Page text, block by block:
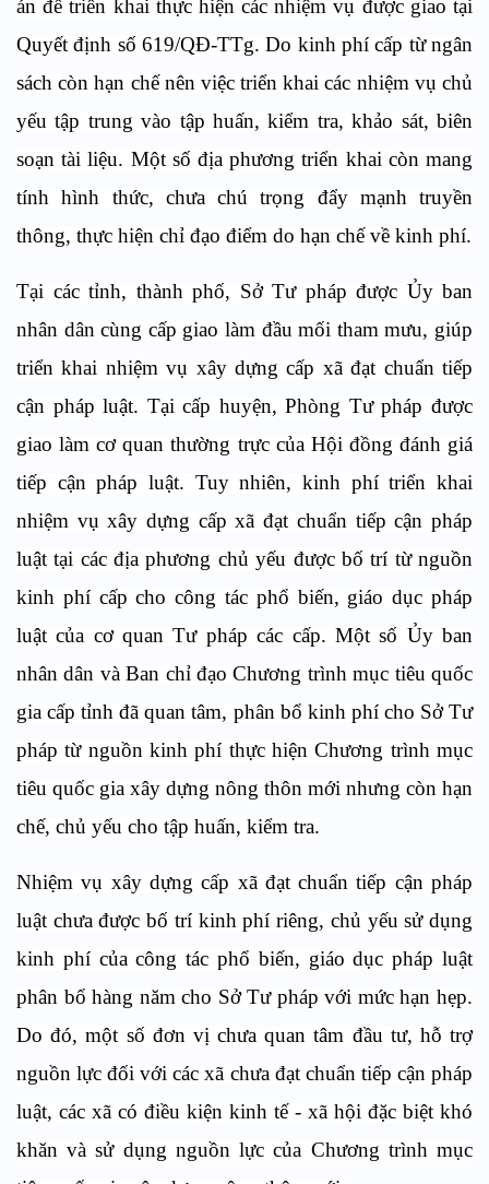
án để triển khai thực hiện các nhiệm vụ được giao tại
Quyết định số 619/QĐ-TTg. Do kinh phí cấp từ ngân
sách còn hạn chế nên việc triển khai các nhiệm vụ chủ
yếu tập trung vào tập huấn, kiểm tra, khảo sát, biên
soạn tài liệu. Một số địa phương triển khai còn mang
tính hình thức, chưa chú trọng đẩy mạnh truyền
thông, thực hiện chỉ đạo điểm do hạn chế về kinh phí.
Tại các tỉnh, thành phố, Sở Tư pháp được Ủy ban
nhân dân cùng cấp giao làm đầu mối tham mưu, giúp
triển khai nhiệm vụ xây dựng cấp xã đạt chuẩn tiếp
cận pháp luật. Tại cấp huyện, Phòng Tư pháp được
giao làm cơ quan thường trực của Hội đồng đánh giá
tiếp cận pháp luật. Tuy nhiên, kinh phí triển khai
nhiệm vụ xây dựng cấp xã đạt chuẩn tiếp cận pháp
luật tại các địa phương chủ yếu được bố trí từ nguồn
kinh phí cấp cho công tác phổ biến, giáo dục pháp
luật của cơ quan Tư pháp các cấp. Một số Ủy ban
nhân dân và Ban chỉ đạo Chương trình mục tiêu quốc
gia cấp tỉnh đã quan tâm, phân bổ kinh phí cho Sở Tư
pháp từ nguồn kinh phí thực hiện Chương trình mục
tiêu quốc gia xây dựng nông thôn mới nhưng còn hạn
chế, chủ yếu cho tập huấn, kiểm tra.
Nhiệm vụ xây dựng cấp xã đạt chuẩn tiếp cận pháp
luật chưa được bố trí kinh phí riêng, chủ yếu sử dụng
kinh phí của công tác phổ biến, giáo dục pháp luật
phân bổ hàng năm cho Sở Tư pháp với mức hạn hẹp.
Do đó, một số đơn vị chưa quan tâm đầu tư, hỗ trợ
nguồn lực đối với các xã chưa đạt chuẩn tiếp cận pháp
luật, các xã có điều kiện kinh tế - xã hội đặc biệt khó
khăn và sử dụng nguồn lực của Chương trình mục